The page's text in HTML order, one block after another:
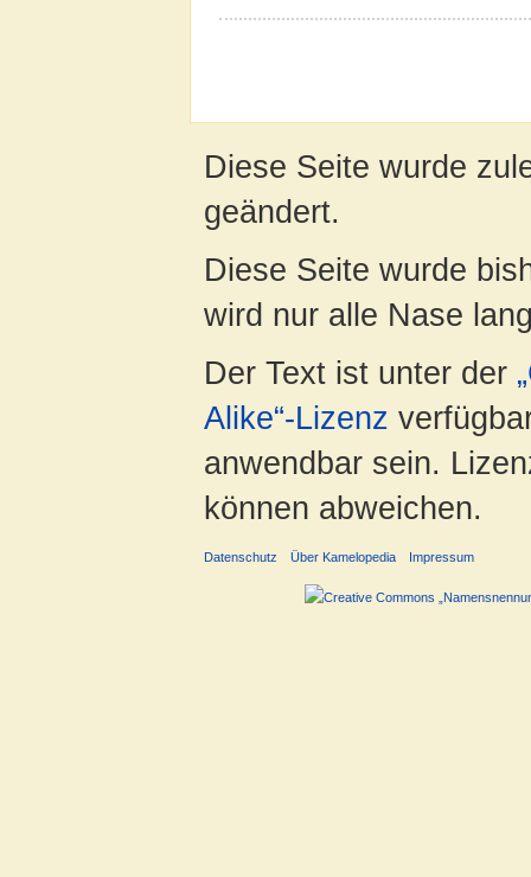
Diese Seite wurde
geändert.
Diese Seite wurde
wird nur alle Nase
Der Text ist unter der
Alike“-Lizenz
anwendbar sein.
können abweichen.
Datenschutz Über Kamelopedia Impressum